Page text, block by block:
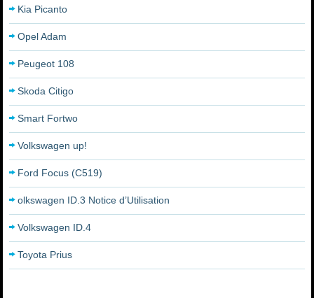
Kia Picanto
Opel Adam
Peugeot 108
Skoda Citigo
Smart Fortwo
Volkswagen up!
Ford Focus (C519)
olkswagen ID.3 Notice d’Utilisation
Volkswagen ID.4
Toyota Prius